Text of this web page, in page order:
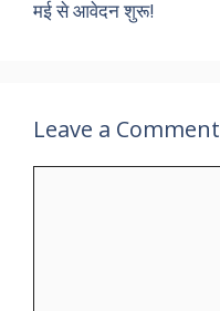
मई से आवेदन शुरू!
Leave a Comment